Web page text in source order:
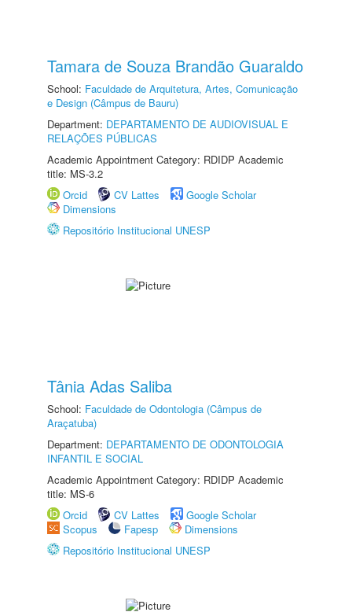
Tamara de Souza Brandão Guaraldo
School: Faculdade de Arquitetura, Artes, Comunicação
e Design (Câmpus de Bauru)
Department: DEPARTAMENTO DE AUDIOVISUAL E
RELAÇÕES PÚBLICAS
Academic Appointment Category: RDIDP Academic
title: MS-3.2
Orcid
CV Lattes
Google Scholar
Dimensions
Repositório Institucional UNESP
Tânia Adas Saliba
School: Faculdade de Odontologia (Câmpus de
Araçatuba)
Department: DEPARTAMENTO DE ODONTOLOGIA
INFANTIL E SOCIAL
Academic Appointment Category: RDIDP Academic
title: MS-6
Orcid
CV Lattes
Google Scholar
Scopus
Fapesp
Dimensions
Repositório Institucional UNESP